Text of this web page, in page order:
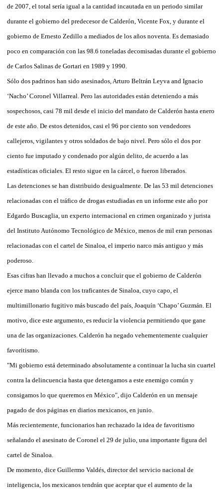
de 2007, el total sería igual a la cantidad incautada en un periodo similar
durante el gobierno del predecesor de Calderón, Vicente Fox, y durante el
gobierno de Ernesto Zedillo a mediados de los años noventa. Es demasiado
poco en comparación con las 98.6 toneladas decomisadas durante el gobierno
de Carlos Salinas de Gortari en 1989 y 1990.
Sólo dos padrinos han sido asesinados, Arturo Beltrán Leyva and Ignacio
‘Nacho’ Coronel Villarreal. Pero las autoridades están deteniendo a más
sospechosos, casi 78 mil desde el inicio del mandato de Calderón hasta enero
de este año. De estos detenidos, casi el 96 por ciento son vendedores
callejeros, vigilantes y otros soldados de bajo nivel. Pero sólo el dos por
ciento fue imputado y condenado por algún delito, de acuerdo a las
estadísticas oficiales. El resto sigue en la cárcel, o fueron liberados.
Las detenciones se han distribuido desigualmente. De las 53 mil detenciones
relacionadas con el tráfico de drogas estudiadas en un informe este año por
Edgardo Buscaglia, un experto internacional en crimen organizado y jurista
del Instituto Autónomo Tecnológico de México, menos de mil eran personas
relacionadas con el cartel de Sinaloa, el imperio narco más antiguo y más
poderoso.
Esas cifras han llevado a muchos a concluir que el gobierno de Calderón
ejerce mano blanda con los traficantes de Sinaloa, cuyo capo, el
multimillonario fugitivo más buscado del país, Joaquín ‘Chapo’ Guzmán. El
motivo, dice este argumento, es reducir la violencia permitiendo que gane
una de las organizaciones. Calderón ha negado vehementemente cualquier
favoritismo.
"Mi gobierno está determinado absolutamente a continuar la lucha sin cuartel
contra la delincuencia hasta que detengamos a este enemigo común y
consigamos lo que queremos en México", dijo Calderón en un mensaje
pagado de dos páginas en diarios mexicanos, en junio.
Más recientemente, funcionarios han rechazado la idea de favoritismo
señalando el asesinato de Coronel el 29 de julio, una importante figura del
cartel de Sinaloa.
De momento, dice Guillermo Valdés, director del servicio nacional de
inteligencia, los mexicanos tendrán que aceptar que el aumento de la